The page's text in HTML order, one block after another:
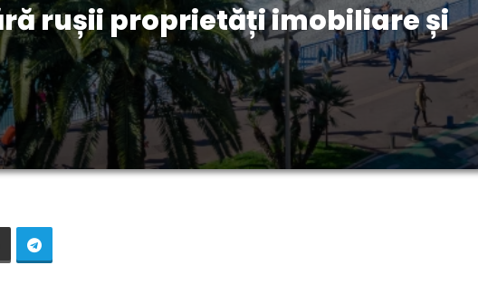
rușii proprietăți imobiliare și